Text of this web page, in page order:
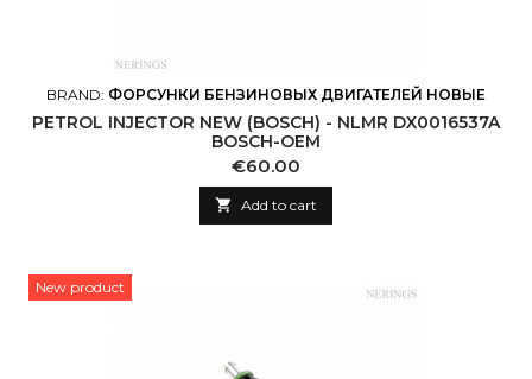
BRAND: ФОРСУНКИ БЕНЗИНОВЫХ ДВИГАТЕЛЕЙ НОВЫЕ
PETROL INJECTOR NEW (BOSCH) - NLMR DX0016537A
BOSCH-OEM
Price
€60.00
 Add to cart
New product